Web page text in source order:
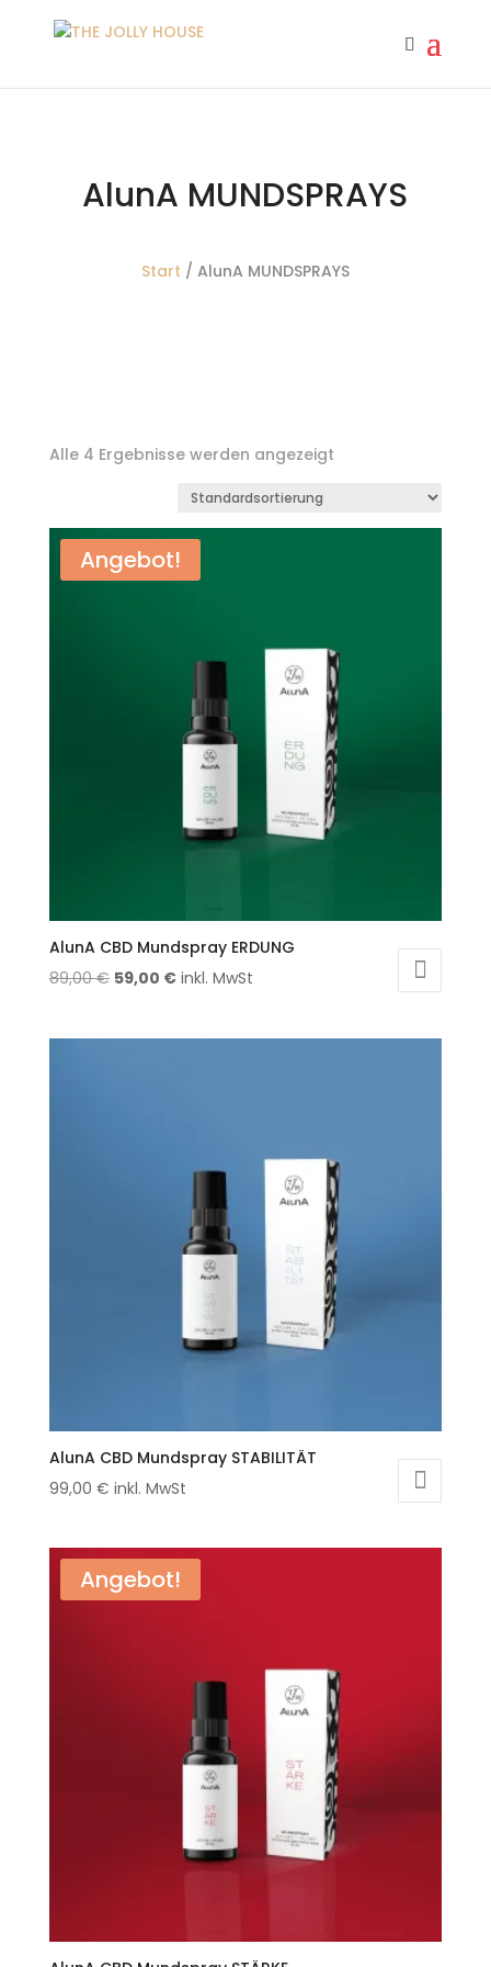
AlunA MUNDSPRAYS
Start / AlunA MUNDSPRAYS
Alle 4 Ergebnisse werden angezeigt
Angebot!
AlunA CBD Mundspray ERDUNG
89,00€ Ursprünglicher
war:
59,00 €Aktueller
ist:
inkl. MwSt
AlunA CBD Mundspray STABILITÄT
99,00 € inkl. MwSt
Angebot!